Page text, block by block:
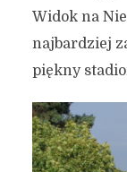
7
w
na
1
Widok na
najbardziej
piękny